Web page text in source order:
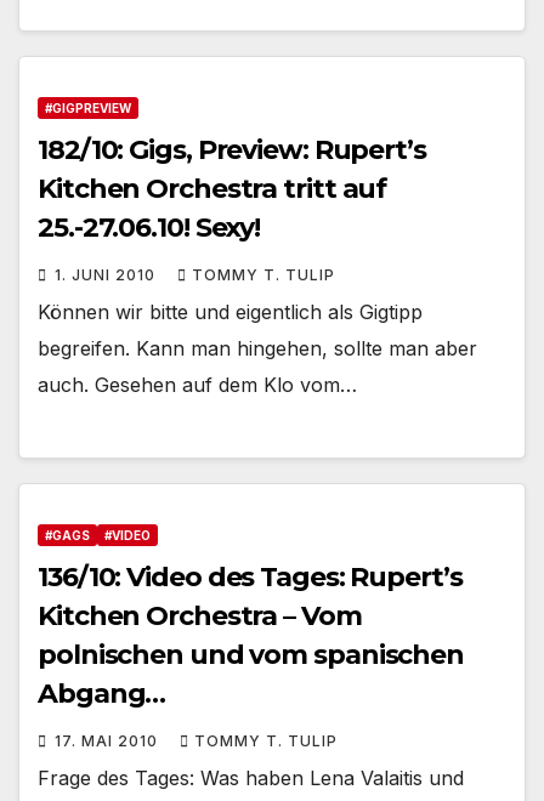
#GIGPREVIEW
182/10: Gigs, Preview: Rupert’s
Kitchen Orchestra tritt auf
25.-27.06.10! Sexy!
1. JUNI 2010 TOMMY T. TULIP
Können wir bitte und eigentlich als Gigtipp
begreifen. Kann man hingehen, sollte man aber
auch. Gesehen auf dem Klo vom…
#GAGS #VIDEO
136/10: Video des Tages: Rupert’s
Kitchen Orchestra – Vom
polnischen und vom spanischen
Abgang…
17. MAI 2010 TOMMY T. TULIP
Frage des Tages: Was haben Lena Valaitis und